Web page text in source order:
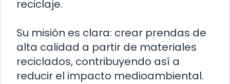
reciclaje.
Su misión es clara: crear prendas de
alta calidad a partir de materiales
reciclados, contribuyendo así a
reducir el impacto medioambiental.